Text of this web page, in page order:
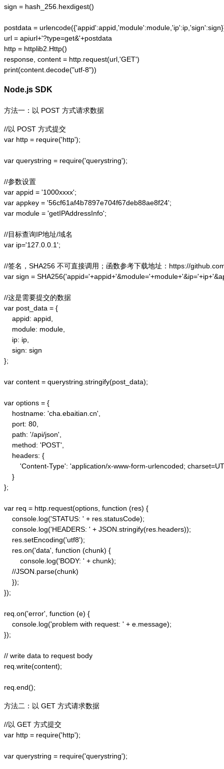
sign = hash_256.hexdigest()
postdata =
url = apiurl+'?type=get&'+postdata
http = httplib2.Http()
response, content = http.request(url,'GET')
print(content.decode("utf-8"))
Node.js SDK
方法一：以 POST 方式请求数据
//以 POST 方式提交
var http = require('http');
var querystring = require('querystring');
//参数设置
var appid = '1000xxxx';
var appkey = '56cf61af4b7897e704f67deb88ae8f24';
var module = 'getIPAddressInfo';
//目标查询IP地址/域名
var ip='127.0.0.1';
//签名，SHA256 不可直接调用；函数参考下载地址：https://
var sign =
//这是需要提交的数据
var post_data = {
    appid: appid,
    module: module,
    ip: ip,
    sign: sign
};
var content = querystring.stringify(post_data);
var options = {
    hostname: 'cha.ebaitian.cn',
    port: 80,
    path: '/api/json',
    method: 'POST',
    headers: {
'Content-Type': 'application/x-www-form-urlencoded;
    }
};
var req = http.request(options, function (res) {
    console.log('STATUS: ' + res.statusCode);
    console.log('HEADERS: ' + JSON.stringify(res.headers));
    res.setEncoding('utf8');
    res.on('data', function (chunk) {
        console.log('BODY: ' + chunk);
    //JSON.parse(chunk)
    });
});
req.on('error', function (e) {
    console.log('problem with request: ' + e.message);
});
// write data to request body
req.write(content);
方法二：以 GET 方式请求数据
//以 GET 方式提交
var http = require('http');
var querystring = require('querystring');